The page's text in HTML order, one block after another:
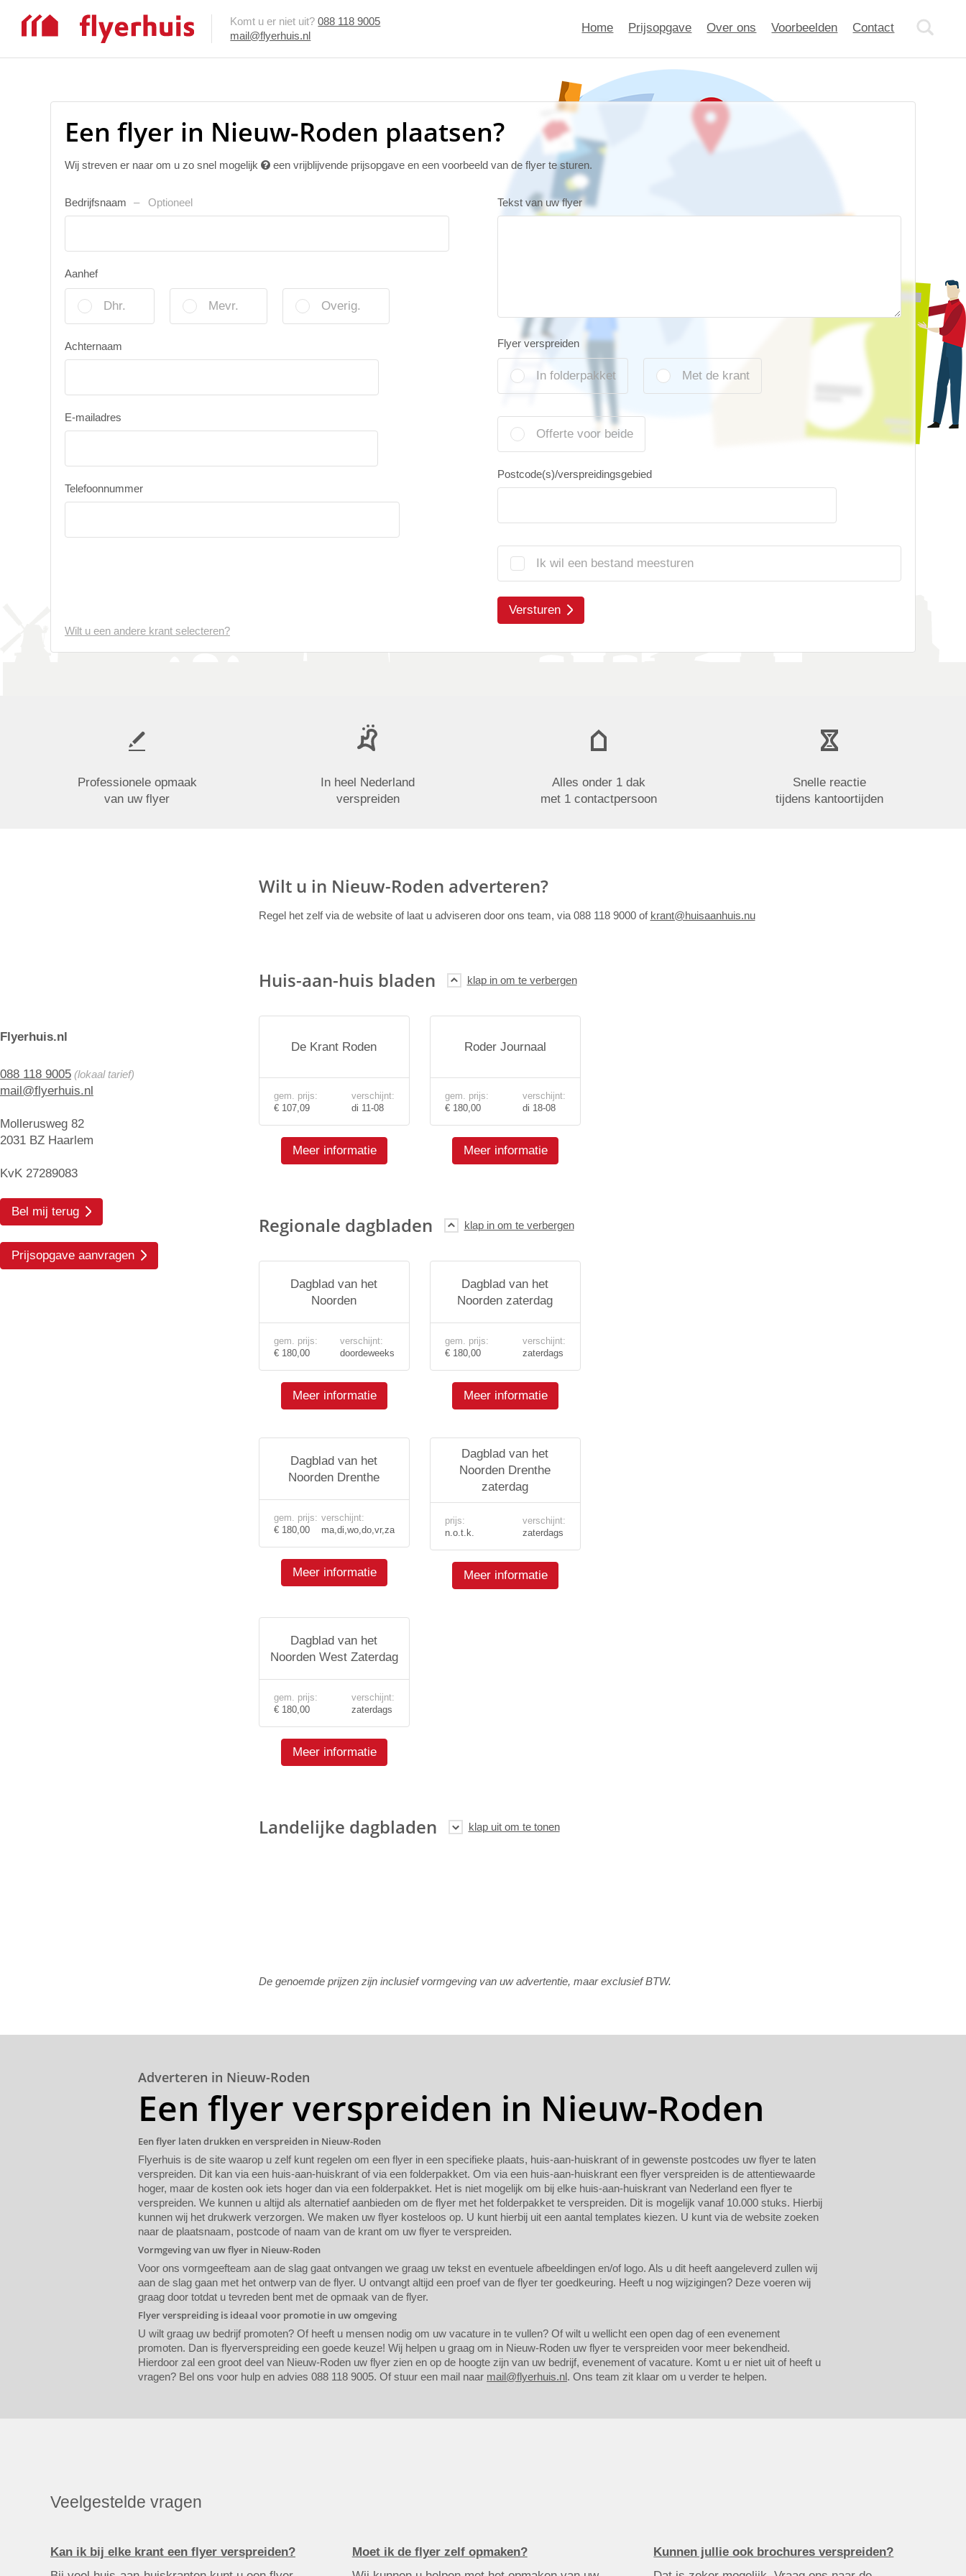
Komt u er niet uit? 088 118 9005
mail@flyerhuis.nl
Home Prijsopgave Over ons Voorbeelden Contact
Een flyer in Nieuw-Roden plaatsen?
Wij streven er naar om u zo snel mogelijk een vrijblijvende prijsopgave en een voorbeeld van de flyer te sturen.
Bedrijfsnaam Optioneel
Aanhef
Dhr. Mevr. Overig.
Achternaam
E-mailadres
Telefoonnummer
Tekst van uw flyer
Flyer verspreiden
In folderpakket Met de krant
Offerte voor beide
Postcode(s)/verspreidingsgebied
Ik wil een bestand meesturen
Versturen
Wilt u een andere krant selecteren?
Professionele opmaak
van uw flyer
In heel Nederland
verspreiden
Alles onder 1 dak
met 1 contactpersoon
Snelle reactie
tijdens kantoortijden
Flyerhuis.nl
088 118 9005 (lokaal tarief)
mail@flyerhuis.nl
Mollerusweg 82
2031 BZ Haarlem
KvK 27289083
Bel mij terug
Prijsopgave aanvragen
Wilt u in Nieuw-Roden adverteren?
Regel het zelf via de website of laat u adviseren door ons team, via 088 118 9000 of krant@huisaanhuis.nu
Huis-aan-huis bladen
De Krant Roden
gem. prijs:
€ 107,09
verschijnt:
di 11-08
Meer informatie
Roder Journaal
gem. prijs:
€ 180,00
verschijnt:
di 18-08
Meer informatie
Regionale dagbladen
Dagblad van het
Noorden
gem. prijs:
€ 180,00
verschijnt:
doordeweeks
Meer informatie
Dagblad van het
Noorden zaterdag
gem. prijs:
€ 180,00
verschijnt:
zaterdags
Meer informatie
Dagblad van het
Noorden Drenthe
gem. prijs:
€ 180,00
verschijnt:
ma,di,wo,do,vr,za
Meer informatie
Dagblad van het
Noorden Drenthe
zaterdag
prijs:
n.o.t.k.
verschijnt:
zaterdags
Meer informatie
Dagblad van het
Noorden West Zaterdag
gem. prijs:
€ 180,00
verschijnt:
zaterdags
Meer informatie
Landelijke dagbladen
De genoemde prijzen zijn inclusief vormgeving van uw advertentie, maar exclusief BTW.
Adverteren in Nieuw-Roden
Een flyer verspreiden in Nieuw-Roden
Een flyer laten drukken en verspreiden in Nieuw-Roden
Flyerhuis is de site waarop u zelf kunt regelen om een flyer in een specifieke plaats, huis-aan-huiskrant of in gewenste postcodes uw flyer te laten
verspreiden. Dit kan via een huis-aan-huiskrant of via een folderpakket. Om via een huis-aan-huiskrant een flyer verspreiden is de attentiewaarde
hoger, maar de kosten ook iets hoger dan via een folderpakket. Het is niet mogelijk om bij elke huis-aan-huiskrant van Nederland een flyer te
verspreiden. We kunnen u altijd als alternatief aanbieden om de flyer met het folderpakket te verspreiden. Dit is mogelijk vanaf 10.000 stuks. Hierbij
kunnen wij het drukwerk verzorgen. We maken uw flyer kosteloos op. U kunt hierbij uit een aantal templates kiezen. U kunt via de website zoeken
naar de plaatsnaam, postcode of naam van de krant om uw flyer te verspreiden.
Vormgeving van uw flyer in Nieuw-Roden
Voor ons vormgeefteam aan de slag gaat ontvangen we graag uw tekst en eventuele afbeeldingen en/of logo. Als u dit heeft aangeleverd zullen wij
aan de slag gaan met het ontwerp van de flyer. U ontvangt altijd een proef van de flyer ter goedkeuring. Heeft u nog wijzigingen? Deze voeren wij
graag door totdat u tevreden bent met de opmaak van de flyer.
Flyer verspreiding is ideaal voor promotie in uw omgeving
U wilt graag uw bedrijf promoten? Of heeft u mensen nodig om uw vacature in te vullen? Of wilt u wellicht een open dag of een evenement
promoten. Dan is flyerverspreiding een goede keuze! Wij helpen u graag om in Nieuw-Roden uw flyer te verspreiden voor meer bekendheid.
Hierdoor zal een groot deel van Nieuw-Roden uw flyer zien en op de hoogte zijn van uw bedrijf, evenement of vacature. Komt u er niet uit of heeft u
vragen? Bel ons voor hulp en advies 088 118 9005. Of stuur een mail naar mail@flyerhuis.nl. Ons team zit klaar om u verder te helpen.
Veelgestelde vragen
Kan ik bij elke krant een flyer verspreiden?
Moet ik de flyer zelf opmaken?
Kunnen jullie ook brochures verspreiden?